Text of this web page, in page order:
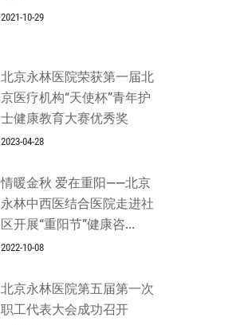
2021-10-29
北京永林医院荣获第一届北
京医疗机构“天使杯”青年护
士健康教育大赛优秀奖
2023-04-28
情暖金秋 爱在重阳——北京
永林中西医结合医院走进社
区开展“重阳节”健康咨...
2022-10-08
北京永林医院第五届第一次
职工代表大会成功召开